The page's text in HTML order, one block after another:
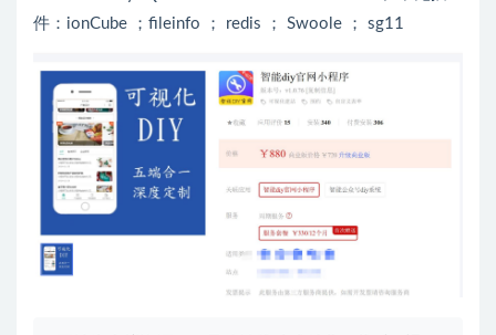
件：ionCube ；fileinfo ； redis ； Swoole ； sg11